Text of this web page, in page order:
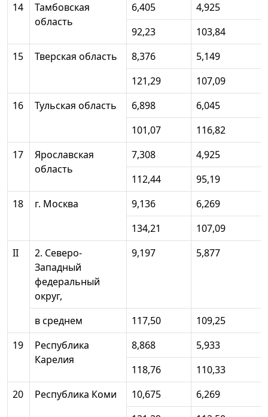
14
Тамбовская
область
6,405
4,925
92,23
103,84
15
Тверская область 8,376
5,149
121,29
107,09
16
Тульская область 6,898
6,045
101,07
116,82
17
Ярославская
область
7,308
4,925
112,44
95,19
18
г. Москва 9,136
6,269
134,21
107,09
II
2. Северо-
Западный
федеральный
округ,
9,197 5,877
в среднем 117,50
109,25
19
Республика
Карелия
8,868
5,933
118,76
110,33
20
Республика Коми 10,675
6,269